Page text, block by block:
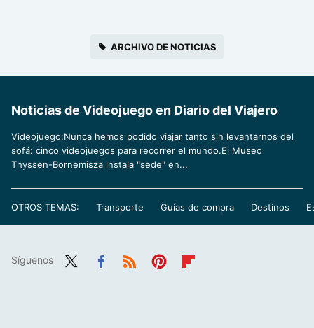
ARCHIVO DE NOTICIAS
Noticias de Videojuego en Diario del Viajero
Videojuego:Nunca hemos podido viajar tanto sin levantarnos del
sofá: cinco videojuegos para recorrer el mundo.El Museo
Thyssen-Bornemisza instala "sede" en...
OTROS TEMAS: Transporte Guías de compra Destinos
Síguenos